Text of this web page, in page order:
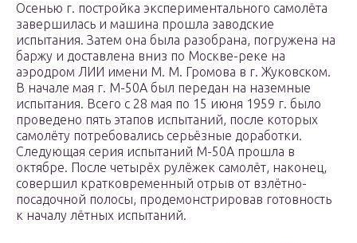
Осенью г. постройка экспериментального самолёта
завершилась и машина прошла заводские
испытания. Затем она была разобрана, погружена на
баржу и доставлена вниз по Москве-реке на
аэродром ЛИИ имени М. М. Громова в г. Жуковском.
В начале мая г. М-50А был передан на наземные
испытания. Всего с 28 мая по 15 июня 1959 г. было
проведено пять этапов испытаний, после которых
самолёту потребовались серьёзные доработки.
Следующая серия испытаний М-50А прошла в
октябре. После четырёх рулёжек самолёт, наконец,
совершил кратковременный отрыв от взлётно-
посадочной полосы, продемонстрировав готовность
к началу лётных испытаний.